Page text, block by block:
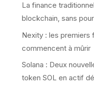
La finance
blockchain, sans
Nexity : les premiers
commencent à mûrir
Solana : Deux
token SOL en actif